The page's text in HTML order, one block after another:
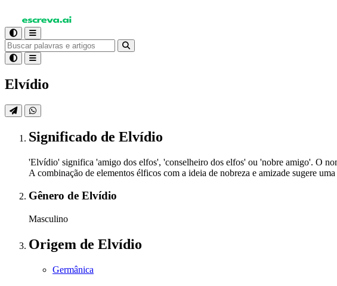
Elvídio
Significado de Elvídio
'Elvídio' significa 'amigo dos elfos', 'conselheiro dos elfos' ou 'nobre amigo'. O
A combinação de elementos élficos com a ideia de nobreza e amizade sugere
Gênero de Elvídio
Masculino
Origem de Elvídio
Germânica